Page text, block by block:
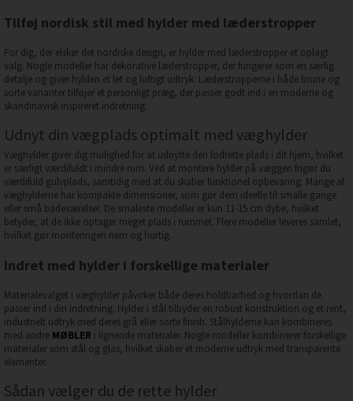
Tilføj nordisk stil med hylder med læderstropper
For dig, der elsker det nordiske design, er hylder med læderstropper et oplagt
valg. Nogle modeller har dekorative læderstropper, der fungerer som en særlig
detalje og giver hylden et let og luftigt udtryk. Læderstropperne i både brune og
sorte varianter tilføjer et personligt præg, der passer godt ind i en moderne og
skandinavisk inspireret indretning.
Udnyt din vægplads optimalt med væghylder
Væghylder giver dig mulighed for at udnytte den lodrette plads i dit hjem, hvilket
er særligt værdifuldt i mindre rum. Ved at montere hylder på væggen frigør du
værdifuld gulvplads, samtidig med at du skaber funktionel opbevaring. Mange af
væghylderne har kompakte dimensioner, som gør dem ideelle til smalle gange
eller små badeværelser. De smaleste modeller er kun 11-15 cm dybe, hvilket
betyder, at de ikke optager meget plads i rummet. Flere modeller leveres samlet,
hvilket gør monteringen nem og hurtig.
Indret med hylder i forskellige materialer
Materialevalget i væghylder påvirker både deres holdbarhed og hvordan de
passer ind i din indretning. Hylder i stål tilbyder en robust konstruktion og et rent,
industrielt udtryk med deres grå eller sorte finish. Stålhylderne kan kombineres
med andre MØBLER i lignende materialer. Nogle modeller kombinerer forskellige
materialer som stål og glas, hvilket skaber et moderne udtryk med transparente
elementer.
Sådan vælger du de rette hylder